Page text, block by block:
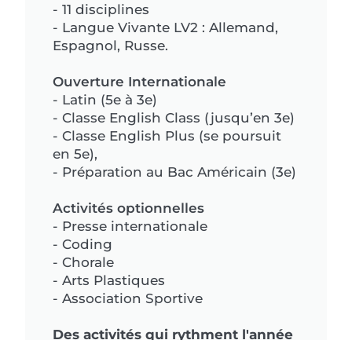
- 11 disciplines
- Langue Vivante LV2 : Allemand,
Espagnol, Russe.
Ouverture Internationale
- Latin (5e à 3e)
- Classe English Class (jusqu’en 3e)
- Classe English Plus (se poursuit
en 5e),
- Préparation au Bac Américain (3e)
Activités optionnelles
- Presse internationale
- Coding
- Chorale
- Arts Plastiques
- Association Sportive
Des activités qui rythment l'année